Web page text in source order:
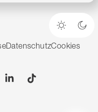
Heller
DatenschutzCookies
Linkedin